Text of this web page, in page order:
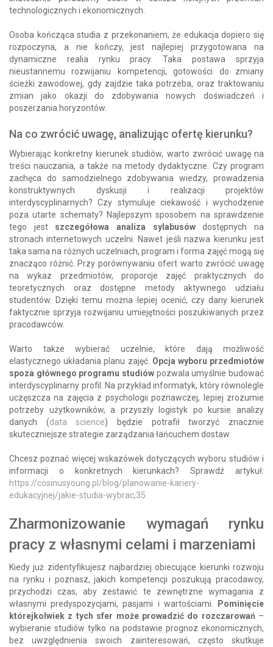
technologicznych i ekonomicznych.
Osoba kończąca studia z przekonaniem, że edukacja dopiero się
rozpoczyna, a nie kończy, jest najlepiej przygotowana na
dynamiczne realia rynku pracy. Taka postawa sprzyja
nieustannemu rozwijaniu kompetencji, gotowości do zmiany
ścieżki zawodowej, gdy zajdzie taka potrzeba, oraz traktowaniu
zmian jako okazji do zdobywania nowych doświadczeń i
poszerzania horyzontów.
Na co zwrócić uwagę, analizując ofertę kierunku?
Wybierając konkretny kierunek studiów, warto zwrócić uwagę na
treści nauczania, a także na metody dydaktyczne. Czy program
zachęca do samodzielnego zdobywania wiedzy, prowadzenia
konstruktywnych dyskusji i realizacji projektów
interdyscyplinarnych? Czy stymuluje ciekawość i wychodzenie
poza utarte schematy? Najlepszym sposobem na sprawdzenie
tego jest szczegółowa analiza sylabusówdostępnych na
stronach internetowych uczelni. Nawet jeśli nazwa kierunku jest
taka sama na różnych uczelniach, program i forma zajęć mogą się
znacząco różnić. Przy porównywaniu ofert warto zwrócić uwagę
na wykaz przedmiotów, proporcje zajęć praktycznych do
teoretycznych oraz dostępne metody aktywnego udziału
studentów. Dzięki temu można lepiej ocenić, czy dany kierunek
faktycznie sprzyja rozwijaniu umiejętności poszukiwanych przez
pracodawców.
Warto także wybierać uczelnie, które dają możliwość
elastycznego układania planu zajęć. Opcja wyboru przedmiotów
spoza głównego programu studiów pozwala umyślnie budować
interdyscyplinarny profil. Na przykład informatyk, który równolegle
uczęszcza na zajęcia z psychologii poznawczej, lepiej zrozumie
potrzeby użytkowników, a przyszły logistyk po kursie analizy
danych (data science) będzie potrafił tworzyć znacznie
skuteczniejsze strategie zarządzania łańcuchem dostaw.
Chcesz poznać więcej wskazówek dotyczących wyboru studiów i
informacji o konkretnych kierunkach? Sprawdź artykuł:
https://cosinusyoung.pl/blog/planowanie-kariery-
edukacyjnej/jakie-studia-wybrac,35
Zharmonizowanie wymagań rynku
pracy z własnymi celami i marzeniami
Kiedy już zidentyfikujesz najbardziej obiecujące kierunki rozwoju
na rynku i poznasz, jakich kompetencji poszukują pracodawcy,
przychodzi czas, aby zestawić te zewnętrzne wymagania z
własnymi predyspozycjami, pasjami i wartościami.
Pominięcie
którejkolwiek z tych sfer może prowadzić do rozczarowań –
wybieranie studiów tylko na podstawie prognoz ekonomicznych,
bez uwzględnienia swoich zainteresowań, często skutkuje